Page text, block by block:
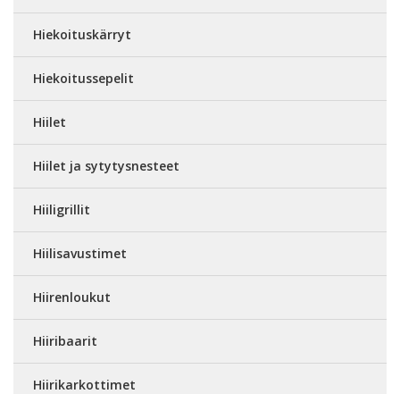
Hiekoituskärryt
Hiekoitussepelit
Hiilet
Hiilet ja sytytysnesteet
Hiiligrillit
Hiilisavustimet
Hiirenloukut
Hiiribaarit
Hiirikarkottimet